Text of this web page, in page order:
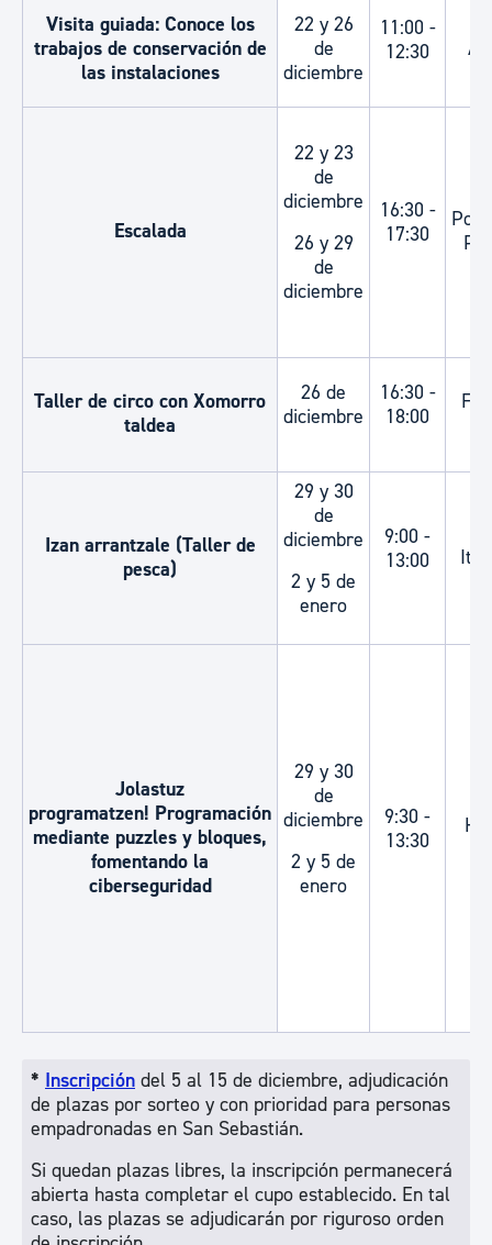
Visita guiada: Conoce los
trabajos de conservación de
las instalaciones
22 y 26
de
diciembre
11:00 -
12:30
Escalada
22 y 23
de
diciembre
26 y 29
de
diciembre
16:30 -
17:30
Taller de circo con Xomorro
taldea
26 de
diciembre
16:30 -
18:00
Izan arrantzale (Taller de
pesca)
29 y 30
de
diciembre
2 y 5 de
enero
9:00 -
13:00
Jolastuz
programatzen! Programación
mediante puzzles y bloques,
fomentando la
ciberseguridad
29 y 30
de
diciembre
2 y 5 de
enero
9:30 -
13:30
* Inscripción del 5 al 15 de diciembre, adjudicación
de plazas por sorteo y con prioridad para personas
empadronadas en San Sebastián.
Si quedan plazas libres, la inscripción permanecerá
abierta hasta completar el cupo establecido. En tal
caso, las plazas se adjudicarán por riguroso orden